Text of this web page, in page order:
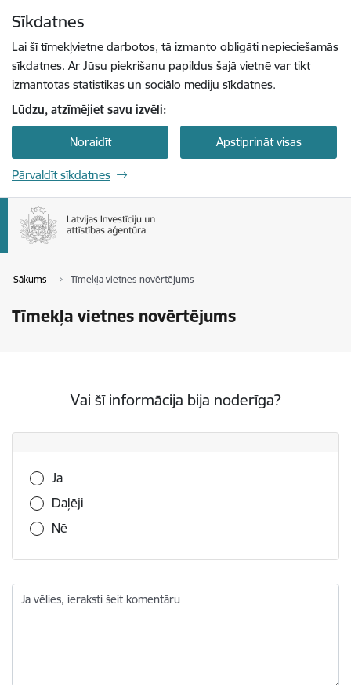
Sīkdatnes
Lai šī tīmekļvietne darbotos, tā izmanto obligāti nepieciešamās
sīkdatnes. Ar Jūsu piekrišanu papildus šajā vietnē var tikt
izmantotas statistikas un sociālo mediju sīkdatnes.
Lūdzu, atzīmējiet savu izvēli:
Noraidīt Apstiprināt visas
Pārvaldīt sīkdatnes
Sākums Tīmekļa vietnes novērtējums
Tīmekļa vietnes novērtējums
Vai šī informācija bija noderīga?
Vai šī informācija bija noderīga?
Jā
Daļēji
Nē
Ja vēlies, ieraksti šeit komentāru